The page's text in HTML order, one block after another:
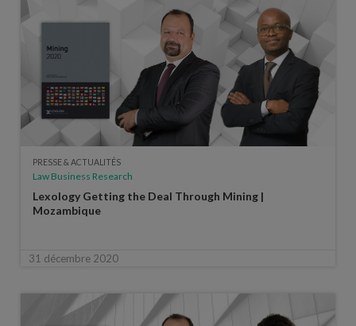
PRESSE & ACTUALITÉS
Law Business Research
Lexology Getting the Deal Through Mining |
Mozambique
31 décembre 2020